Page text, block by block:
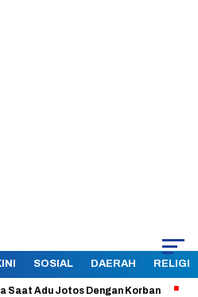
SOSIAL DAERAH RELIGI
Jotos Dengan Korban Aman